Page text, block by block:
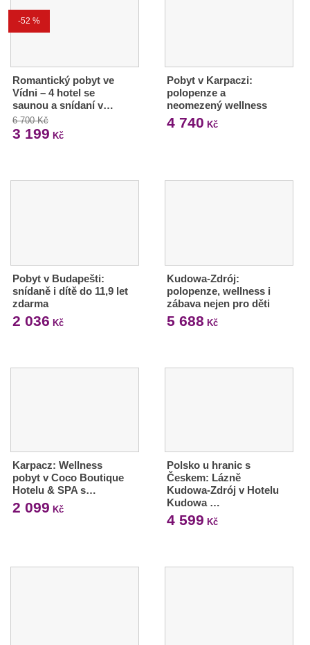
-52 %
Romantický pobyt ve
Vídni – 4 hotel se
saunou a snídaní v…
6 700 Kč
3 199 Kč
Pobyt v Karpaczi:
polopenze a
neomezený wellness
4 740 Kč
Pobyt v Budapešti:
snídaně i dítě do 11,9 let
zdarma
2 036 Kč
Kudowa-Zdrój:
polopenze, wellness i
zábava nejen pro děti
5 688 Kč
Karpacz: Wellness
pobyt v Coco Boutique
Hotelu & SPA s…
2 099 Kč
Polsko u hranic s
Českem: Lázně
Kudowa-Zdrój v Hotelu
Kudowa …
4 599 Kč